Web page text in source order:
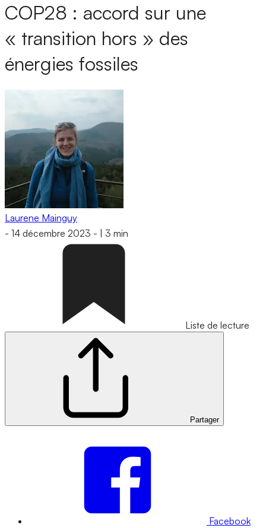
COP28 : accord sur une
« transition hors » des
énergies fossiles
Laurene Mainguy
- 14 décembre 2023 - 3 min
Liste de lecture
Partager
Facebook